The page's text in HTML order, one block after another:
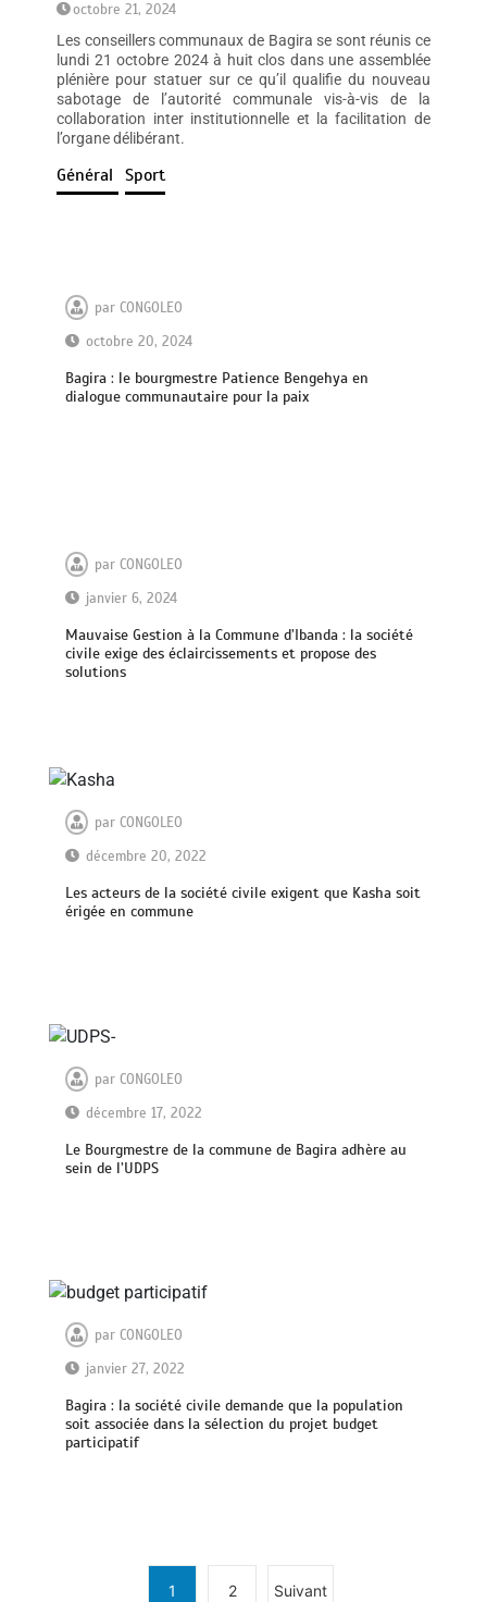
octobre 21, 2024
Les conseillers communaux de Bagira se sont réunis ce
lundi 21 octobre 2024 à huit clos dans une assemblée
plénière pour statuer sur ce qu’il qualifie du nouveau
sabotage de l’autorité communale vis-à-vis de la
collaboration inter institutionnelle et la facilitation de
l’organe délibérant.
Général Sport
parCONGOLEO
octobre 20, 2024
Bagira : le bourgmestre Patience Bengehya en
dialogue communautaire pour la paix
parCONGOLEO
janvier 6, 2024
Mauvaise Gestion à la Commune d’Ibanda : la société
civile exige des éclaircissements et propose des
solutions
parCONGOLEO
décembre 20, 2022
Les acteurs de la société civile exigent que Kasha soit
érigée en commune
parCONGOLEO
décembre 17, 2022
Le Bourgmestre de la commune de Bagira adhère au
sein de l’UDPS
parCONGOLEO
janvier 27, 2022
Bagira : la société civile demande que la population
soit associée dans la sélection du projet budget
participatif
1 2 Suivant